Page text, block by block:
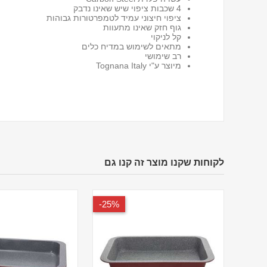
4 שכבות ציפוי שיש שאינו נדבק
ציפוי חיצוני עמיד לטמפרטורות גבוהות
גוף חזק שאינו מתעוות
קל לניקוי
מתאים לשימוש במדיח כלים
רב שימושי
מיוצר ע"י Tognana Italy
לקוחות שקנו מוצר זה קנו גם
25%-